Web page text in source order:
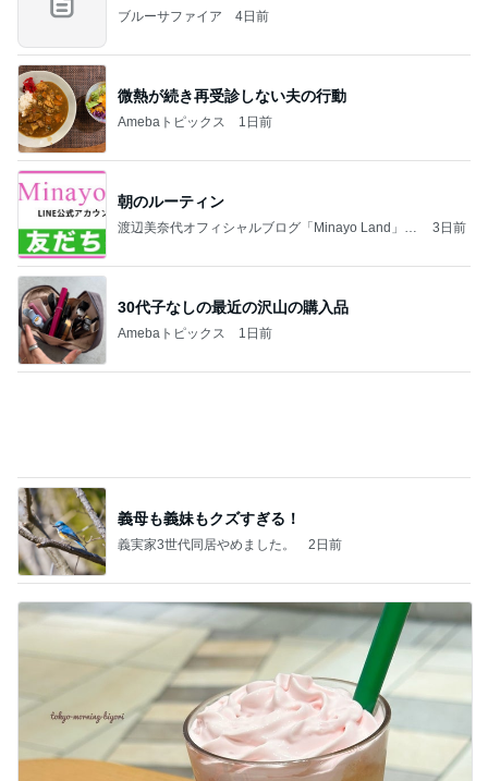
Amebaトピックス 1日前
朝のルーティン
渡辺美奈代オフィシャルブログ「Minayo Land」P
30代子なしの最近の沢山の購入品
Amebaトピックス 1日前
義母も義妹もクズすぎる！
義実家3世代同居やめました。
自分好みに選べる意外な味わいのもの
記事を読む